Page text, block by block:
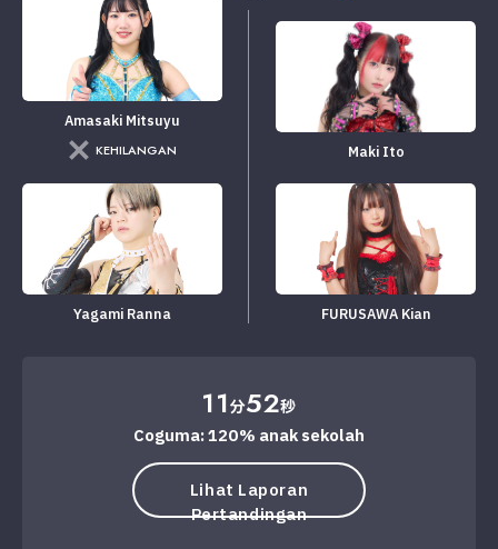
Amasaki Mitsuyu
KEHILANGAN
Yagami Ranna
Maki Ito
FURUSAWA Kian
11分52秒
Coguma: 120% anak sekolah
Lihat Laporan
Pertandingan